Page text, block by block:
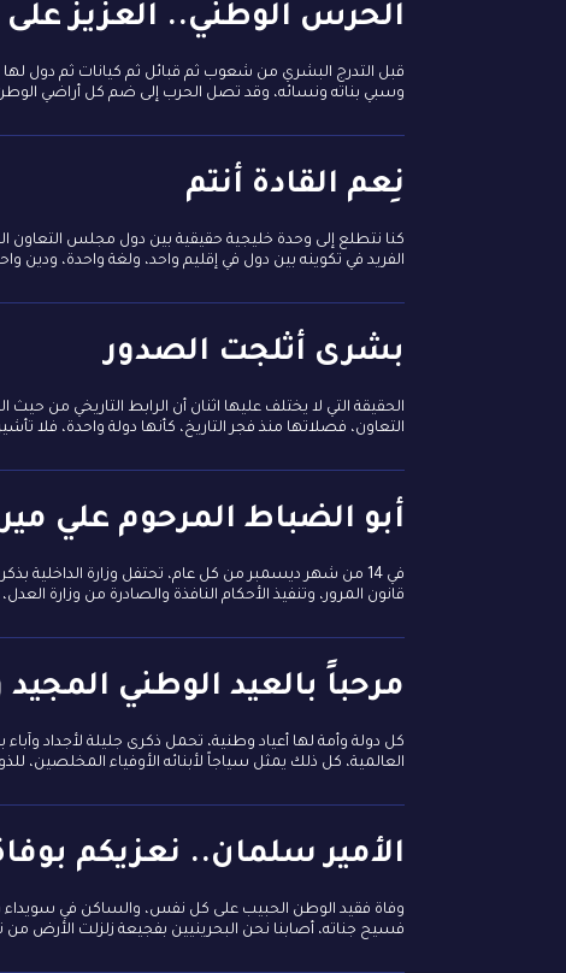
الحرس الوطني.. العزيز على
قبل التدرج البشري من شعوب ثم قبائل ثم كيانات ثم دول
وسبي بناته ونسائه، وقد تصل الحرب إلى ضم كل أراضي
نِعم القادة أنتم
كنا نتطلع إلى وحدة خليجية حقيقية بين دول مجلس التعاون
الفريد في تكوينه بين دول في إقليم واحد، ولغة واحدة،
بشرى أثلجت الصدور
الحقيقة التي لا يختلف عليها اثنان أن الرابط التاريخي من
التعاون، فصلاتها منذ فجر التاريخ، كأنها دولة واحدة، فلا
أبو الضباط المرحوم علي
في 14 من شهر ديسمبر من كل عام، تحتفل وزارة الداخلية
قانون المرور، وتنفيذ الأحكام النافذة والصادرة من وزارة
مرحباً بالعيد الوطني
كل دولة وأمة لها أعياد وطنية، تحمل ذكرى جليلة لأجداد
العالمية، كل ذلك يمثل سياجاً لأبنائه الأوفياء
الأمير سلمان.. نعزيكم
وفاة فقيد الوطن الحبيب على كل نفس، والساكن في سويداء
فسيح جناته، أصابنا نحن البحرينيين بفجيعة زلزلت الأرض